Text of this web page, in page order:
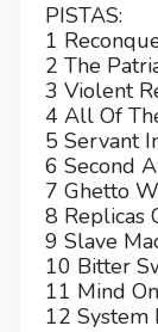
PISTAS:
1
2 The
3 Violent
4 All Of
5 Servant
6 Second
7 Ghetto
8 Replicas
9 Slave
10 Bitter
11 Mind
12 System